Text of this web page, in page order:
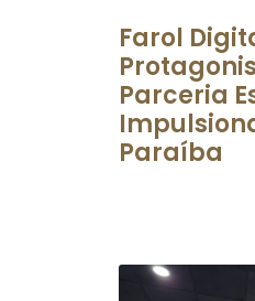
Farol
Parceria
Paraíba